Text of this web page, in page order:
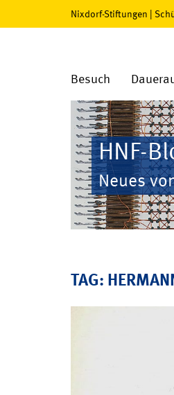
Nixdorf-Stiftungen |
Besuch
HNF-
Neues
TAG: